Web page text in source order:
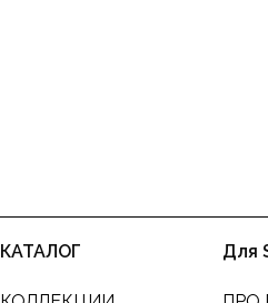
КАТАЛОГ Для